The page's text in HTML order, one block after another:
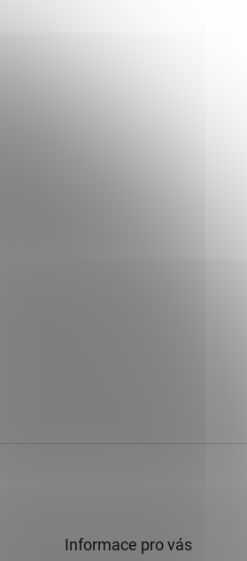
Informace pro vás